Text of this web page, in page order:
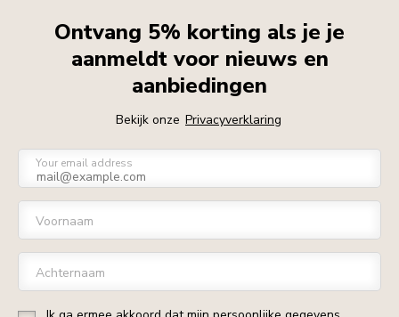
Ontvang 5% korting als je je
aanmeldt voor nieuws en
aanbiedingen
Bekijk onze Privacyverklaring
Your email address
Voornaam
Achternaam